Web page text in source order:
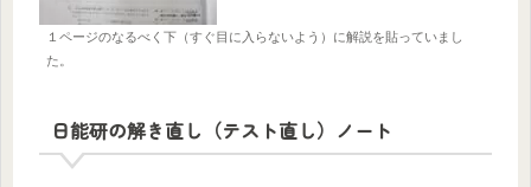
１ページのなるべく下（すぐ目に入らないよう）に解説を貼っていまし
た。
日能研の解き直し（テスト直し）ノート